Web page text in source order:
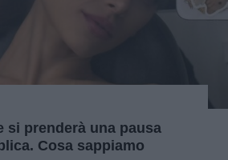
si prenderà una pausa
Cosa sappiamo